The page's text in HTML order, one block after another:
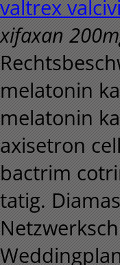
valtrex
xifaxan
melatonin
melatonin
axisetron
bactrim
tatig.